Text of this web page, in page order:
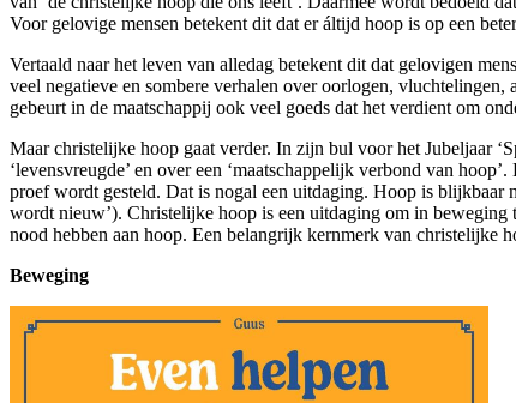
Voor gelovige mensen betekent dit dat er áltijd hoop is op een
Vertaald naar het leven van alledag betekent dit dat gelovigen
veel negatieve en sombere verhalen over oorlogen,
gebeurt in de maatschappij ook veel goeds dat het verdient om
Maar christelijke hoop gaat verder. In zijn bul voor het Jubeljaar
‘levensvreugde’ en over een ‘maatschappelijk verbond van
proef wordt gesteld. Dat is nogal een uitdaging. Hoop is blijkbaar
wordt nieuw’). Christelijke hoop is een uitdaging om in beweging
nood hebben aan hoop. Een belangrijk kernmerk van christelijke
Beweging